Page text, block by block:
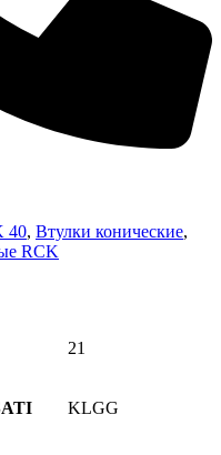
40, Втулки конические,
RCK
21
KLGG